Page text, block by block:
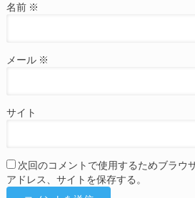
名前 ※
メール ※
サイト
次回のコメントで使用するためブラウ
アドレス、サイトを保存する。